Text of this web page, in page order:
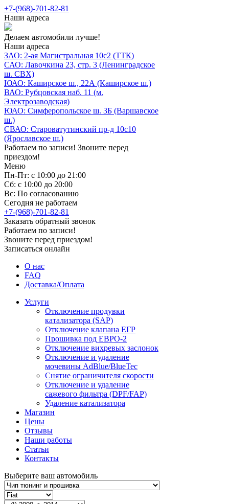
+7-(968)-701-82-81
Наши адреса
Делаем автомобили лучше!
Наши адреса
ЗАО: 2-ая Магистральная 10с2 (ТТК)
САО: Лавочкина 23, стр. 3 (Ленинградское
ш. СВХ)
ЮАО: Каширское ш., 22А (Каширское ш.)
ВАО: Рубцовская наб. 11 (м.
Электрозаводская)
ЮАО: Симферопольское ш. 3Б (Варшавское
ш.)
СВАО: Староватутинский пр-д 10с10
(Ярославское ш.)
Работаем по записи! Звоните перед
приездом!
Меню
Пн-Пт: с 10:00 до 21:00
Сб: с 10:00 до 20:00
Вс: По согласованию
Сегодня не работаем
+7-(968)-701-82-81
Заказать обратный звонок
Работаем по записи!
Звоните перед приездом!
Записаться онлайн
О нас
FAQ
Доставка/Оплата
Услуги
Отключение продувки
катализатора (SAP)
Отключение клапана ЕГР
Прошивка под ЕВРО-2
Отключение вихревых заслонок
Отключение и удаление
мочевины AdBlue/BlueTec
Снятие ограничителя скорости
Отключение и удаление
сажевого фильтра (DPF/FAP)
Удаление катализатора
Магазин
Цены
Отзывы
Наши работы
Статьи
Контакты
Выберите ваш автомобиль